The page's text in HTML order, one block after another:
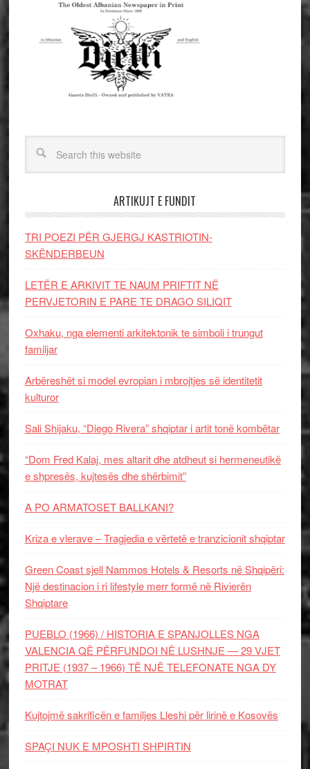
ARTIKUJT E FUNDIT
TRI POEZI PËR GJERGJ KASTRIOTIN-
SKËNDERBEUN
LETËR E ARKIVIT TE NAUM PRIFTIT NË
PERVJETORIN E PARE TE DRAGO SILIQIT
Oxhaku, nga elementi arkitektonik te simboli i trungut
familjar
Arbëreshët si model evropian i mbrojtjes së identitetit
kulturor
Sali Shijaku, “Diego Rivera” shqiptar i artit tonë kombëtar
“Dom Fred Kalaj, mes altarit dhe atdheut si hermeneutikë
e shpresës, kujtesës dhe shërbimit”
A PO ARMATOSET BALLKANI?
Kriza e vlerave – Tragjedia e vërtetë e tranzicionit shqiptar
Green Coast sjell Nammos Hotels & Resorts në Shqipëri:
Një destinacion i ri lifestyle merr formë në Rivierën
Shqiptare
PUEBLO (1966) / HISTORIA E SPANJOLLES NGA
VALENCIA QË PËRFUNDOI NË LUSHNJE — 29 VJET
PRITJE (1937 – 1966) TË NJË TELEFONATE NGA DY
MOTRAT
Kujtojmë sakrificën e familjes Lleshi për lirinë e Kosovës
SPAÇI NUK E MPOSHTI SHPIRTIN